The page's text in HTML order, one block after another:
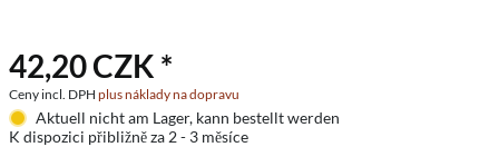
42,20 CZK *
Ceny incl. DPH plus náklady na dopravu
Aktuell nicht am Lager, kann bestellt werden
K dispozici přibližně za 2 - 3 měsíce